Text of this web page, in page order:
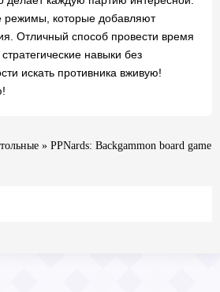
режимы, которые добавляют
Отличный способ провести время
навыки без
искать противника вживую!
» PPNards: Backgammon board game